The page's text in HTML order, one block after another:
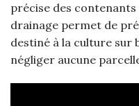
précise des contenants
drainage permet de
destiné à la culture sur
négliger aucune